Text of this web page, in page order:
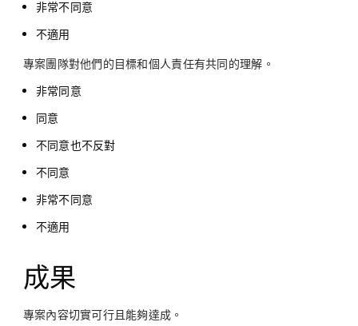
非常不同意
不適用
專案團隊對他們的目標和個人責任有共同的理解。
非常同意
同意
不同意也不反對
不同意
非常不同意
不適用
成果
專案內容切實可行且能夠達成。